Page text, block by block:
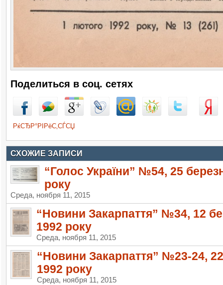
Поделиться в соц. сетях
РќСЂР°РІРёС‚СЃСЏ
СХОЖИЕ ЗАПИСИ
“Голос України” №54, 25
року
Среда, ноября 11, 2015
“Новини Закарпаття” №34, 12
1992 року
Среда, ноября 11, 2015
“Новини Закарпаття” №23-24,
1992 року
Среда, ноября 11, 2015